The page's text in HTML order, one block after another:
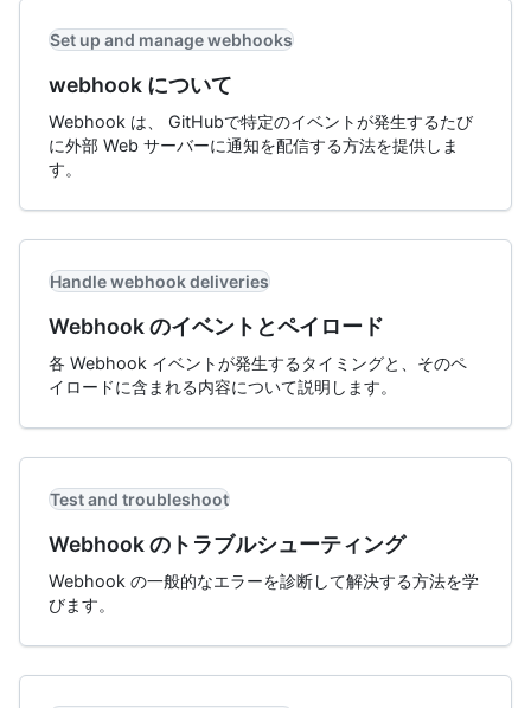
Set up and manage webhooks
webhook について
Webhook は、 GitHubで特定のイベントが発生するたび
に外部 Web サーバーに通知を配信する方法を提供しま
す。
Handle webhook deliveries
Webhook のイベントとペイロード
各 Webhook イベントが発生するタイミングと、そのペ
イロードに含まれる内容について説明します。
Test and troubleshoot
Webhook のトラブルシューティング
Webhook の一般的なエラーを診断して解決する方法を学
びます。